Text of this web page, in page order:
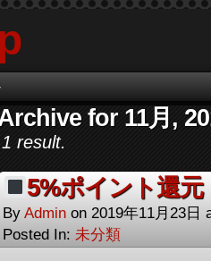
for 11月,
1 result.
5%ポイント還元
By Admin on 2019年11月23日
Posted In: 未分類